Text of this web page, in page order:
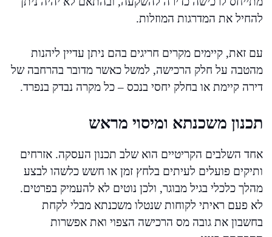
להחיל את המדרגות המוזלות.
עם זאת, קיימים מקרים חריגים בהם ניתן עדיין ליהנות
מהטבה על חלק הרכישה, למשל כאשר מדובר בהרחבה של
דירה קיימת או בחלק יחסי בנכס – כל מקרה נבדק בנפרד.
תכנון משכנתא ומיסוי מראש
אחד השלבים הקריטיים הוא שלב תכנון העסקה. אזרחים
ותיקים פועלים לעיתים בלחץ זמן או חשש כלשהו לבצע
מהלך כלכלי בגיל מבוגר, ולכן נוטים לא להעמיק בפרטים.
לא פעם ראיתי לקוחות שנטלו משכנתא מבלי לקחת
בחשבון את גובה מס הרכישה הצפוי ואת אפשרות